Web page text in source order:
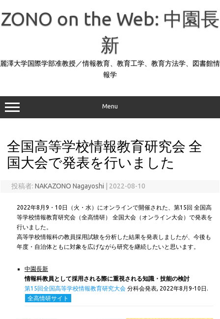
テ
ン
プ
ZONO on the Web: 中園長
新
麗澤大学国際学部准教授／情報教育、教育工学、教育方法学、図書館情
報学
Menu
全国高等学校情報教育研究会 全
国大会で発表を行いました
投稿者: NAKAZONO Nagayoshi 2022-08-10
2022年8月9・10日（火・水）にオンラインで開催された、第15回 全国高
等学校情報教育研究会（全高情研） 全国大会（オンライン大会）で発表を
行いました。
高等学校情報科の教員採用試験を分析した結果を発表しましたが、今後も
年度・自治体ともに対象を広げながら研究を継続したいと思います。
中園長新
情報科教員として採用される際に重視される知識・技能の検討
第15回全国高等学校情報教育研究大会 分科会発表, 2022年8月9-10日.
全高情研サイト